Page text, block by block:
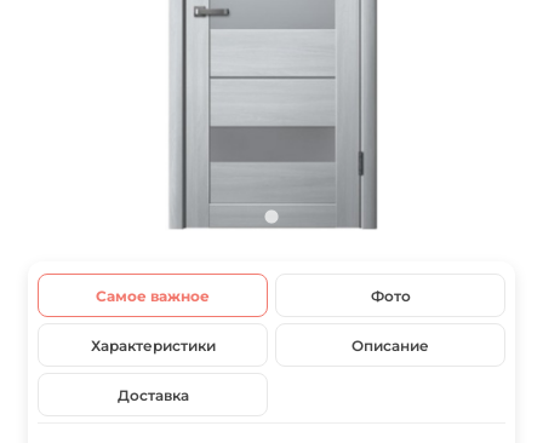
Самое важное Фото
Характеристики Описание
Доставка